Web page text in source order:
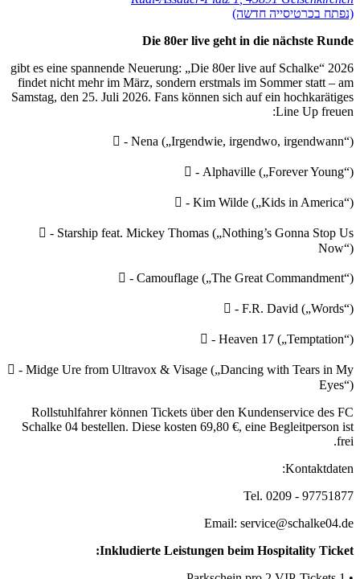
(נפתח בכרטיסייה חדשה)
Die 80er live geht in die nächste Runde
2026 gibt es eine spannende Neuerung: „Die 80er live auf Schalke“
findet nicht mehr im März, sondern erstmals im Sommer statt – am
Samstag, den 25. Juli 2026. Fans können sich auf ein hochkarätiges
Line Up freuen:
 - Nena („Irgendwie, irgendwo, irgendwann“)
 - Alphaville („Forever Young“)
 - Kim Wilde („Kids in America“)
 - Starship feat. Mickey Thomas („Nothing’s Gonna Stop Us
Now“)
 - Camouflage („The Great Commandment“)
 - F.R. David („Words“)
 - Heaven 17 („Temptation“)
 - Midge Ure from Ultravox & Visage („Dancing with Tears in My
Eyes“)
Rollstuhlfahrer können Tickets über den Kundenservice des FC
Schalke 04 bestellen. Diese kosten 69,80 €, eine Begleitperson ist
frei.
Kontaktdaten:
Tel. 0209 - 97751877
Email: service@schalke04.de
Inkludierte Leistungen beim Hospitality Ticket: